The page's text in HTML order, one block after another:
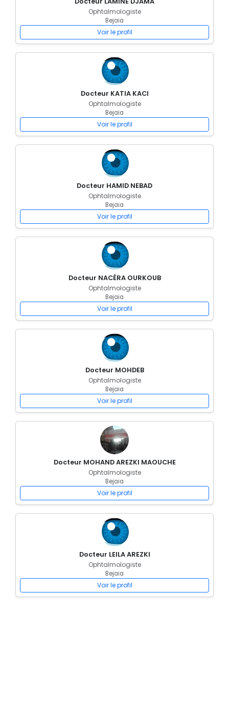
Ophtalmologiste
Bejaia
Voir le profil
Docteur KATIA KACI
Ophtalmologiste
Bejaia
Voir le profil
Docteur HAMID NEBAD
Ophtalmologiste
Bejaia
Voir le profil
Docteur NACÉRA OURKOUB
Ophtalmologiste
Bejaia
Voir le profil
Docteur MOHDEB
Ophtalmologiste
Bejaia
Voir le profil
Docteur MOHAND AREZKI MAOUCHE
Ophtalmologiste
Bejaia
Voir le profil
Docteur LEILA AREZKI
Ophtalmologiste
Bejaia
Voir le profil